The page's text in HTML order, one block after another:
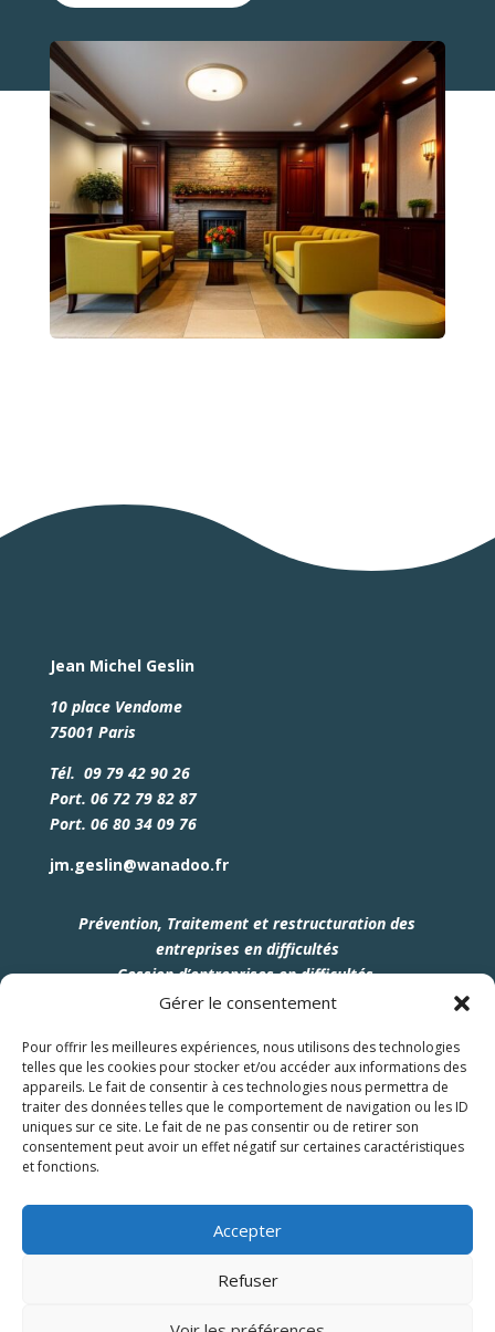
Gérer le consentement
Pour offrir les meilleures expériences, nous utilisons des technologies
telles que les cookies pour stocker et/ou accéder aux informations des
appareils. Le fait de consentir à ces technologies nous permettra de
traiter des données telles que le comportement de navigation ou les ID
uniques sur ce site. Le fait de ne pas consentir ou de retirer son
consentement peut avoir un effet négatif sur certaines caractéristiques
et fonctions.
Accepter
Refuser
Jean Michel Geslin
10 place Vendome
75001 Paris
Tél. 09 79 42 90 26
Port. 06 72 79 82 87
Port. 06 80 34 09 76
jm.geslin@wanadoo.fr
Prévention, Traitement et restructuration des
entreprises en difficultés
Cession d’entreprises en difficultés.
CGU